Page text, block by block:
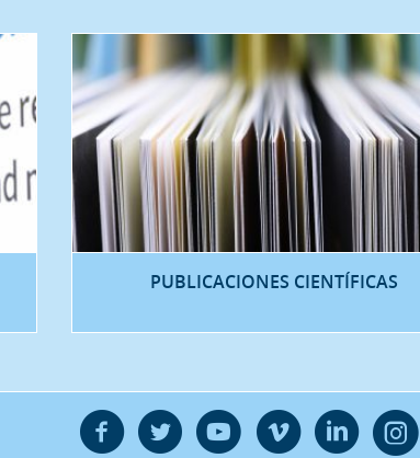
PUBLICACIONES CIENTÍFICAS
F T Y V L Ñ